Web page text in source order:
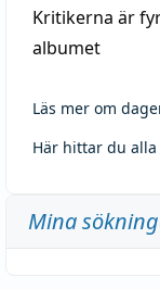
Kritikerna är
albumet
Läs mer om
Här hittar du
Mina